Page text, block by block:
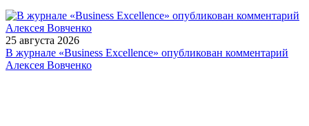
25 августа 2026
В журнале «Business Excellence» опубликован комментарий
Алексея Вовченко